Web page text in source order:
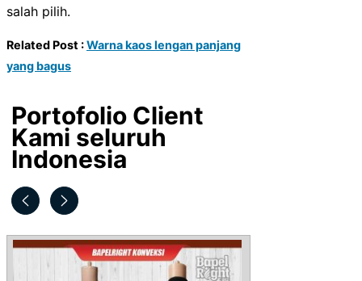
salah pilih.
Related Post :Warna kaos lengan panjang
yang bagus
Portofolio Client
Kami seluruh
Indonesia